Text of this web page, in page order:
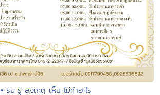
• รับ รู้ สังเกตุ เห็น ไม่ทำอะไร